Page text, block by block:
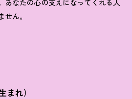
あなたの心の支えになってくれる人
ん。
まれ）